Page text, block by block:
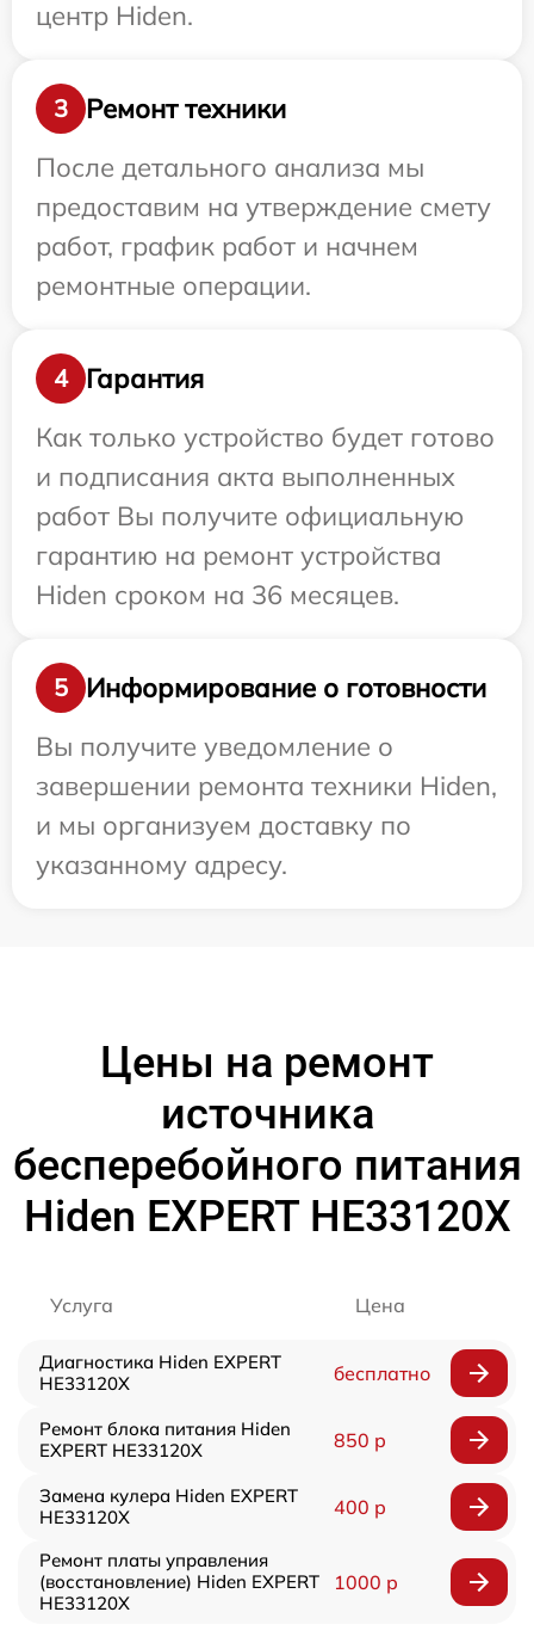
центр Hiden.
3
Ремонт техники
После детального анализа мы
предоставим на утверждение смету
работ, график работ и начнем
ремонтные операции.
4
Гарантия
Как только устройство будет готово
и подписания акта выполненных
работ Вы получите официальную
гарантию на ремонт устройства
Hiden сроком на 36 месяцев.
5
Информирование о готовности
Вы получите уведомление о
завершении ремонта техники Hiden,
и мы организуем доставку по
указанному адресу.
Цены на ремонт
источника
бесперебойного питания
Hiden EXPERT HE33120X
Услуга Цена
Диагностика Hiden EXPERT
HE33120X
бесплатно
Ремонт блока питания Hiden
EXPERT HE33120X
850 р
Замена кулера Hiden EXPERT
HE33120X
400 р
Ремонт платы управления
(восстановление) Hiden EXPERT
HE33120X
1000 р